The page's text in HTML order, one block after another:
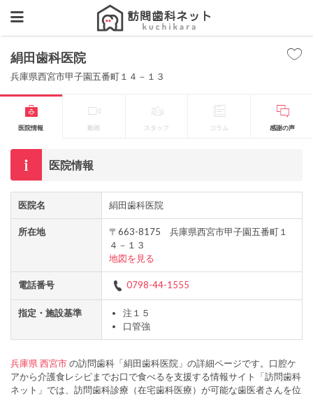
絹田歯科医院
兵庫県西宮市甲子園五番町１４－１３
医院情報 動画 スタッフ コラム 感謝の声
医院情報
医院名 絹田歯科医院
所在地
〒663-8175 兵庫県西宮市甲子園五番町１
４－１３
地図を見る
電話番号 0798-44-1555
指定・施設基準
注１５
口管強
兵庫県 西宮市の訪問歯科「絹田歯科医院」の詳細ページです。口腔ケ
アから介護食レシピまでお口で食べるを支援する情報サイト「訪問歯科
ネット」では、訪問歯科診療（在宅歯科医療）が可能な歯医者さんを位